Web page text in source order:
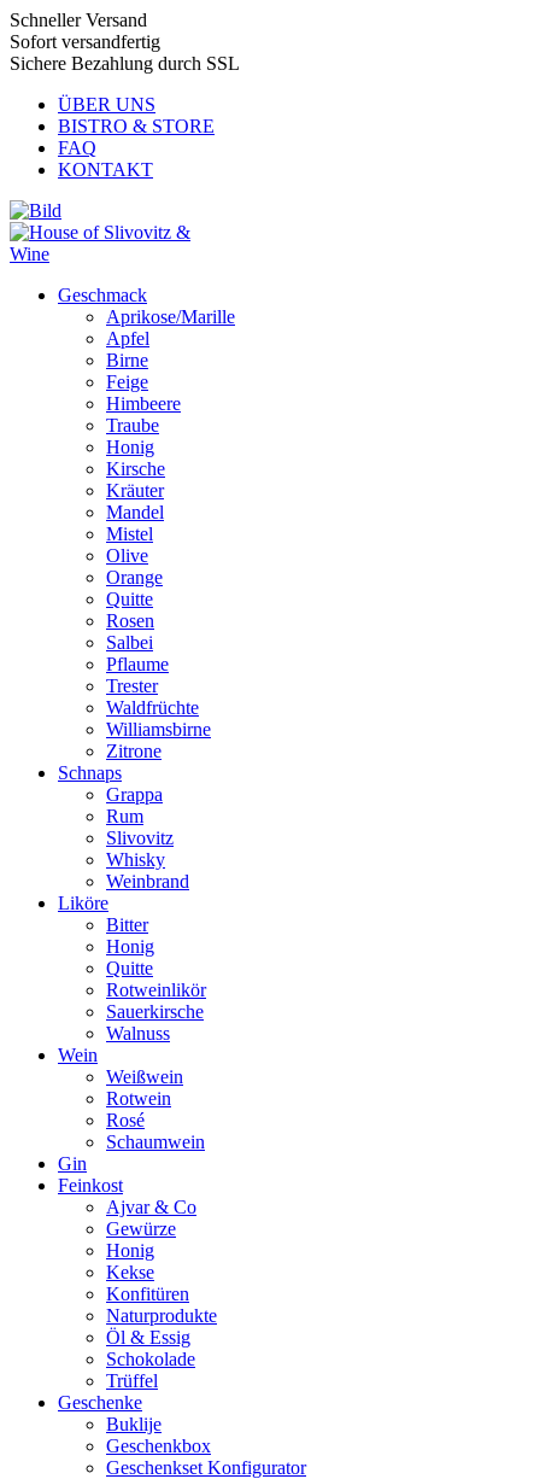
Schneller Versand
Sofort versandfertig
Sichere Bezahlung durch SSL
ÜBER UNS
BISTRO & STORE
FAQ
KONTAKT
Geschmack
Aprikose/Marille
Apfel
Birne
Feige
Himbeere
Traube
Honig
Kirsche
Kräuter
Mandel
Mistel
Olive
Orange
Quitte
Rosen
Salbei
Pflaume
Trester
Waldfrüchte
Williamsbirne
Zitrone
Schnaps
Grappa
Rum
Slivovitz
Whisky
Weinbrand
Liköre
Bitter
Honig
Quitte
Rotweinlikör
Sauerkirsche
Walnuss
Wein
Weißwein
Rotwein
Rosé
Schaumwein
Gin
Feinkost
Ajvar & Co
Gewürze
Honig
Kekse
Konfitüren
Naturprodukte
Öl & Essig
Schokolade
Trüffel
Geschenke
Buklije
Geschenkbox
Geschenkset Konfigurator